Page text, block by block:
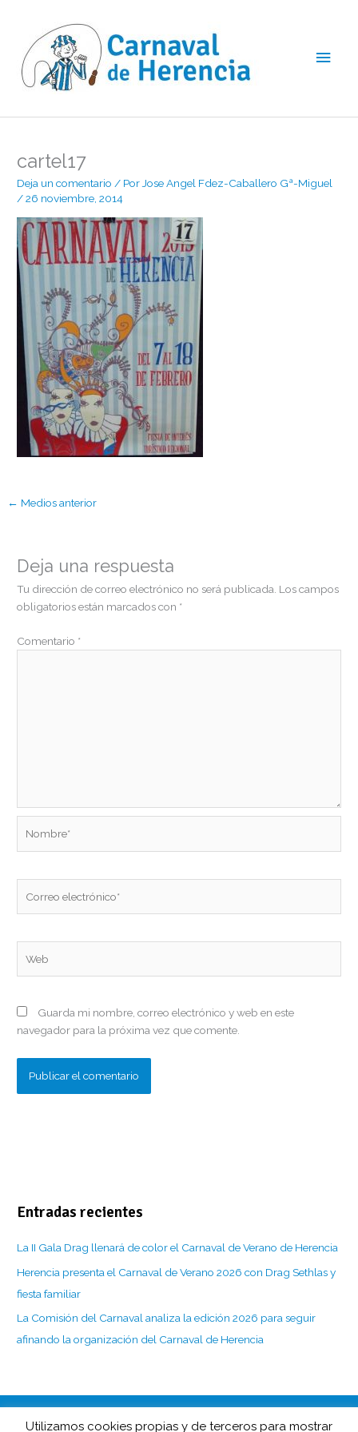
contenido
cartel17
Deja un comentario / PorJose Angel Fdez-Caballero Gª-Miguel
/26 noviembre, 2014
← Medios anterior
Deja una respuesta
Tu dirección de correo electrónico no será publicada. Los campos
obligatorios están marcados con *
Comentario *
electrónico*
Guarda mi nombre, correo electrónico y web en este
navegador para la próxima vez que comente.
Entradas recientes
La II Gala Drag llenará de color el Carnaval de Verano de Herencia
Herencia presenta el Carnaval de Verano 2026 con Drag Sethlas y
fiesta familiar
La Comisión del Carnaval analiza la edición 2026 para seguir
afinando la organización del Carnaval de Herencia
CarnavaldeHerencia.es es la web de información de esta popular
Utilizamos cookies propias y de terceros para mostrar